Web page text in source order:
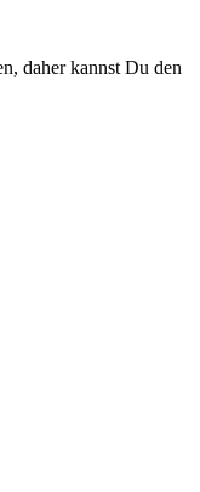
daher kannst Du den